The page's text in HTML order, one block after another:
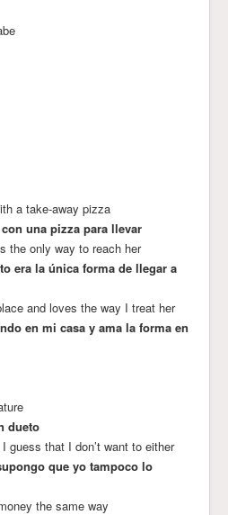
a take-away pizza
una pizza para llevar
the only way to reach her
era la única forma de llegar a
and loves the way I treat her
en mi casa y ama la forma en
dueto
guess that I don’t want to either
que yo tampoco lo
the same way